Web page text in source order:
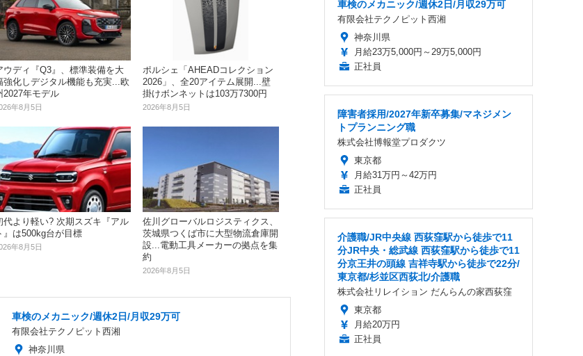
ウディ『Q3』、標準装備を大
強化しデジタル機能も充実...欧
2027年モデル
年8月5日
ポルシェ「AHEADコレクション
2026」、全20アイテム展開...壁
掛けボンネットは103万7300円
2026年8月5日
代より軽い? 次期スズキ『アル
』は500kg台が目標
年8月5日
佐川グローバルロジスティクス、
茨城県つくば市に大型物流倉庫開
設...電動工具メーカーの拠点を集
約
2026年8月5日
車検のメカニック/週休2日/月収29万可
有限会社テクノピット西湘
神奈川県
車検のメカニック/週休2日/月収29万可
有限会社テクノピット西湘
神奈川県
月給23万5,000円～29万5,000円
正社員
障害者採用/2027年新卒募集/マネジメン
トプランニング職
株式会社博報堂プロダクツ
東京都
月給31万円～42万円
正社員
介護職/JR中央線 西荻窪駅から徒歩で11
分JR中央・総武線 西荻窪駅から徒歩で11
分京王井の頭線 吉祥寺駅から徒歩で22分/
東京都/杉並区西荻北/介護職
株式会社リレイション だんらんの家西荻窪
東京都
月給20万円
正社員